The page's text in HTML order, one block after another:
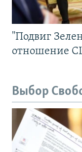
"Подвиг
отношение
Выбор